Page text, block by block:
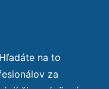
na to
za